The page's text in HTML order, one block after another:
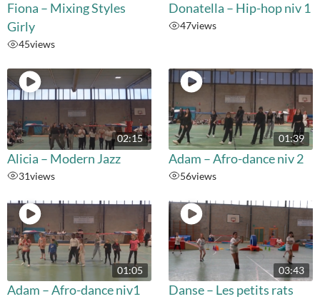
Fiona – Mixing Styles
Girly
45views
Donatella – Hip-hop niv 1
47views
02:15
Alicia – Modern Jazz
31views
01:39
Adam – Afro-dance niv 2
56views
01:05
Adam – Afro-dance niv1
03:43
Danse – Les petits rats